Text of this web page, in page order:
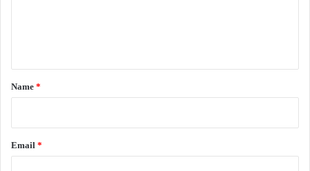
*
Name *
Email *